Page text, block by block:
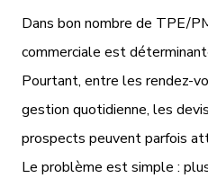
Dans bon nombre de TPE/
commerciale est
Pourtant, entre les rendez-
gestion quotidienne, les
prospects peuvent parfois
Le problème est simple :